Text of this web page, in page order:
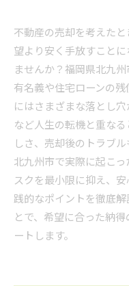
不動産の売却を考えた
望より安く手放すこと
ませんか？福岡県北九
有名義や住宅ローンの
にはさまざまな落とし
など人生の転機と重な
しさ、売却後のトラブ
北九州市で実際に起こ
スクを最小限に抑え、
践的なポイントを徹底
とで、希望に合った納
ートします。